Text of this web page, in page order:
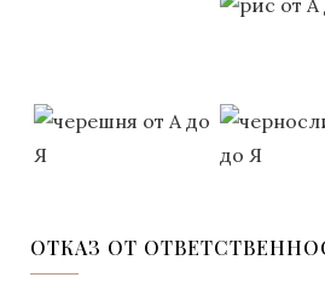
ОТКАЗ ОТ